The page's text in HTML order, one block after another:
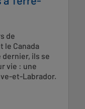
de
le Canada
dernier, ils se
vie : une
et-Labrador.